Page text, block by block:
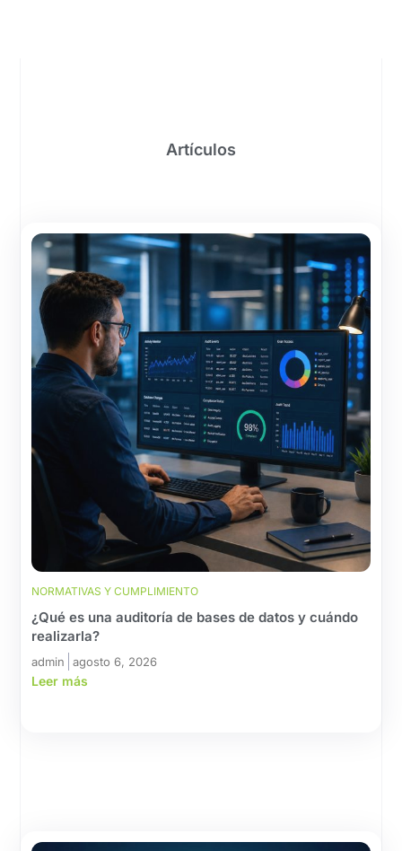
Artículos
NORMATIVAS Y CUMPLIMIENTO
¿Qué es una auditoría de bases de datos y cuándo
realizarla?
admin agosto 6, 2026
Leer más